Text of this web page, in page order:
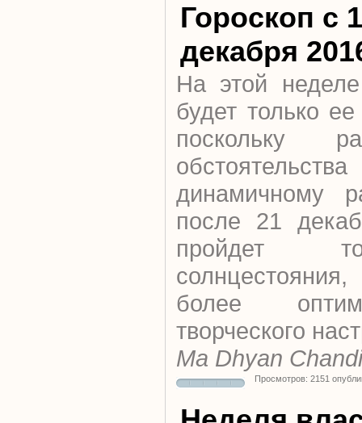
Гороскоп с
декабря
На этой неделе
будет только
поскольку
динамичному
после 21
пройдет
более
творческого
Ma Dhyan
Просмотров: 2151